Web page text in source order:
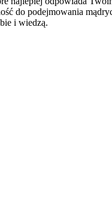
do podejmowania
i wiedzą.